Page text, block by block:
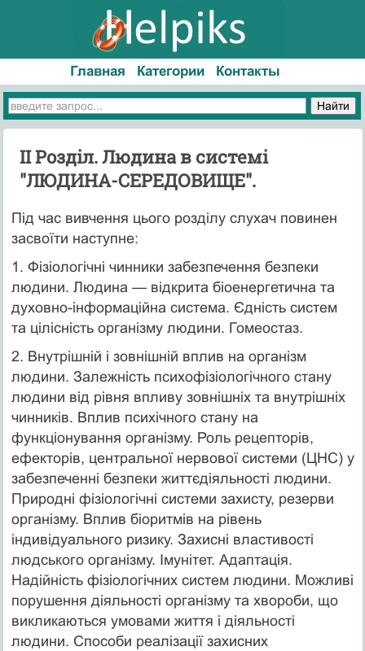
Главная Категории Контакты
II Розділ. Людина в системі
"ЛЮДИНА-СЕРЕДОВИЩЕ".
Під час вивчення цього розділу слухач повинен
засвоїти наступне:
1. Фізіологічні чинники забезпечення безпеки
людини. Людина — відкрита біоенергетична та
духовно-інформаційна система. Єдність систем
та цілісність організму людини. Гомеостаз.
2. Внутрішній і зовнішній вплив на організм
людини. Залежність психофізіологічного стану
людини від рівня впливу зовнішніх та внутрішніх
чинників. Вплив психічного стану на
функціонування організму. Роль рецепторів,
ефекторів, центральної нервової системи (ЦНС) у
забезпеченні безпеки життєдіяльності людини.
Природні фізіологічні системи захисту, резерви
організму. Вплив біоритмів на рівень
індивідуального ризику. Захисні властивості
людського організму. Імунітет. Адаптація.
Надійність фізіологічних систем людини. Можливі
порушення діяльності організму та хвороби, що
викликаються умовами життя і діяльності
людини. Способи реалізації захисних